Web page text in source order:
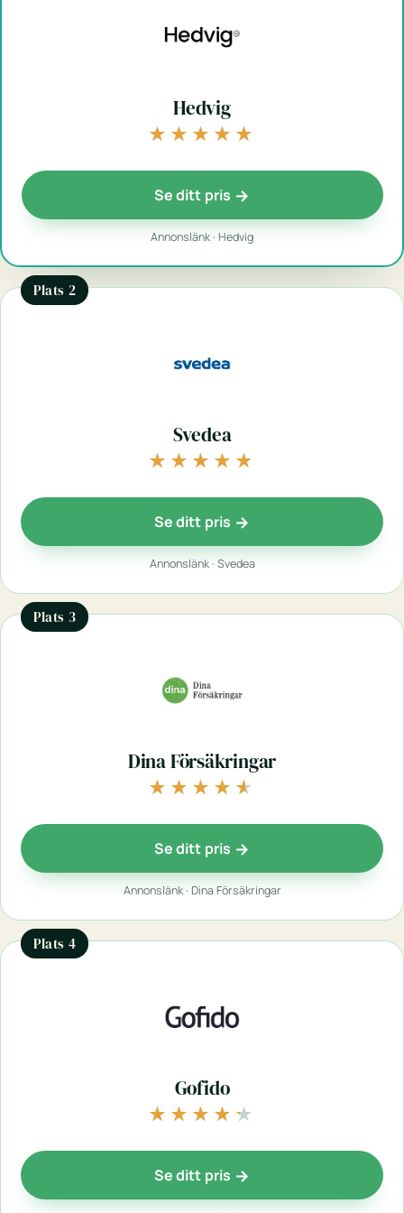
Hedvig
★★★★★
★★★★★
Se ditt pris
Annonslänk · Hedvig
Plats 2
Svedea
★★★★★
★★★★★
Se ditt pris
Annonslänk · Svedea
Plats 3
Dina Försäkringar
★★★★★
★★★★★
Se ditt pris
Annonslänk · Dina Försäkringar
Plats 4
Gofido
★★★★★
★★★★★
Se ditt pris